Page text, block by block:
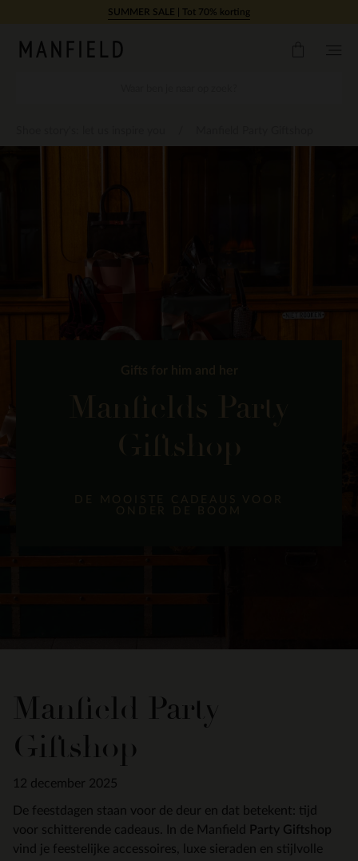
Doorgaan naar artikelSUMMER SALE | Tot 70% korting
Manfield Party
Giftshop
12 december 2025
De feestdagen staan voor de deur en dat betekent: tijd
voor schitterende cadeaus. In de Manfield
Party Giftshop
vind je feestelijke accessoires, luxe sieraden en stijlvolle